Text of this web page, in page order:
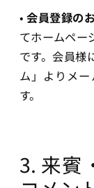
•会員登録の
てホームペー
です。会員様
ム」よりメ
す。
3. 来賓